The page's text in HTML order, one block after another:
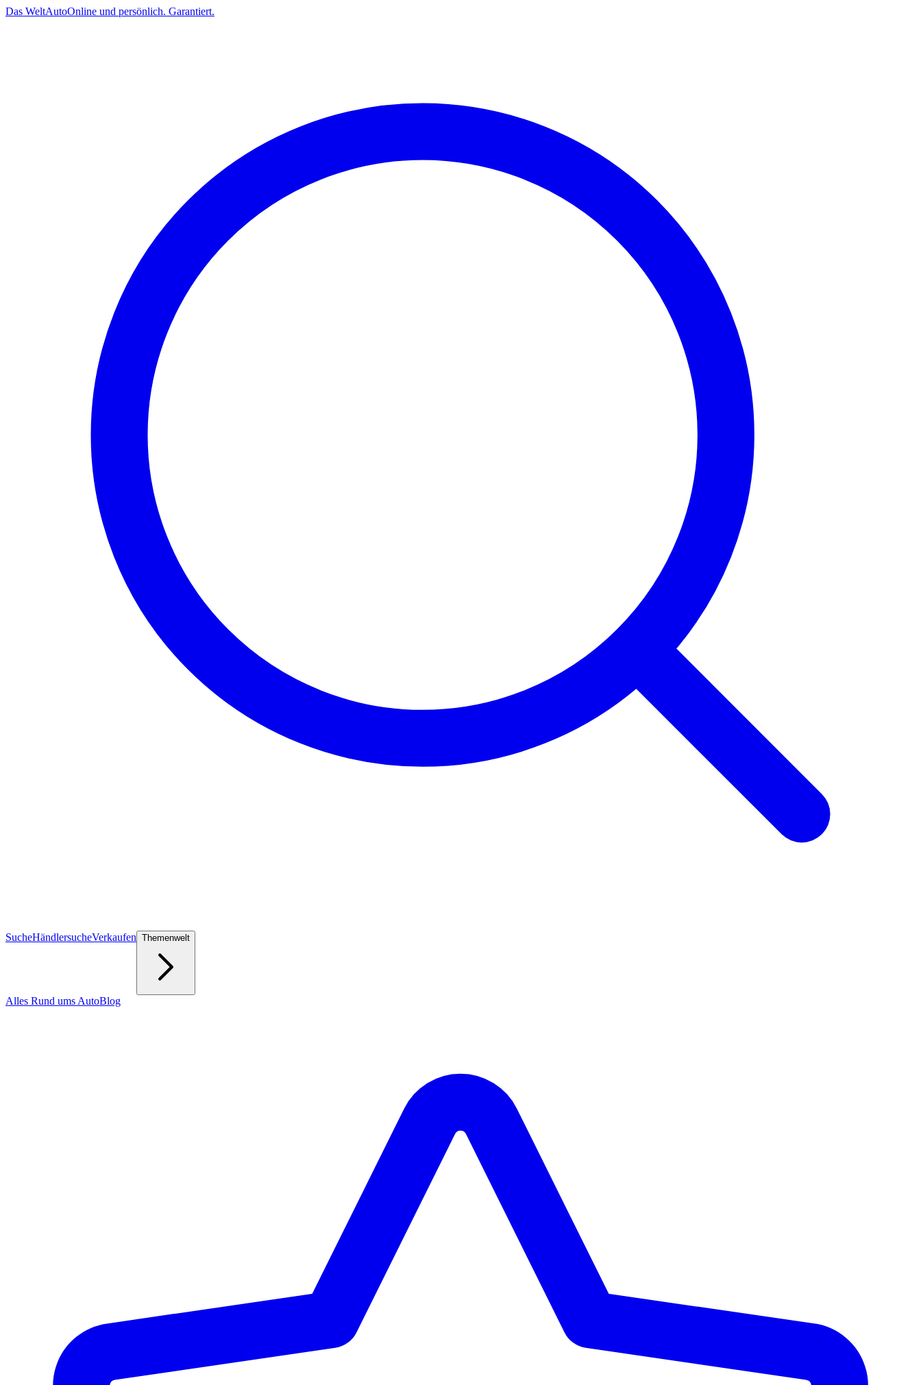
Das WeltAutoOnline und persönlich. Garantiert.
SucheHändlersucheVerkaufen Themenwelt
Alles Rund ums AutoBlog